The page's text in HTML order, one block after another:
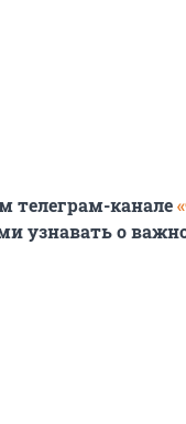
телеграм-канале
узнавать о